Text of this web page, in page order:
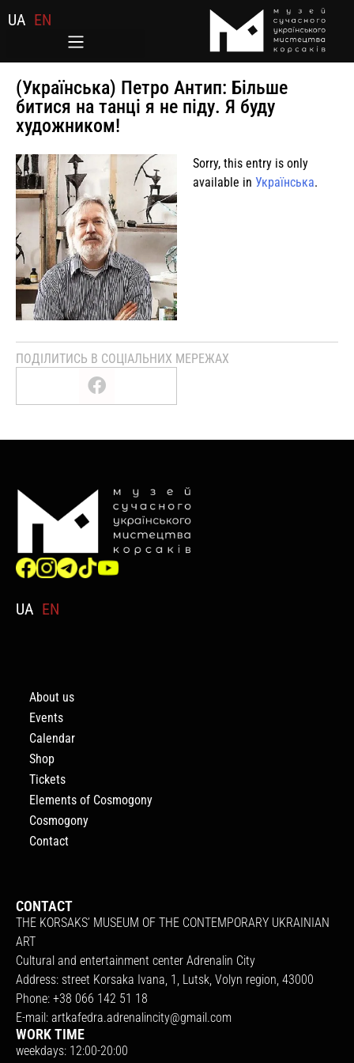
UA EN
(Українська) Петро Антип: Більше
битися на танці я не піду. Я буду
художником!
Sorry, this entry is only
available in Українська.
ПОДІЛИТИСЬ В СОЦІАЛЬНИХ МЕРЕЖАХ
UA EN
About us
Events
Calendar
Shop
Tickets
Elements of Cosmogony
Cosmogony
Contact
CONTACT
THE KORSAKS’ MUSEUM OF THE CONTEMPORARY UKRAINIAN
ART
Cultural and entertainment center Adrenalin City
Address: street Korsaka Ivana, 1, Lutsk, Volyn region, 43000
Phone: +38 066 142 51 18
E-mail: artkafedra.adrenalincity@gmail.com
WORK TIME
weekdays: 12:00-20:00